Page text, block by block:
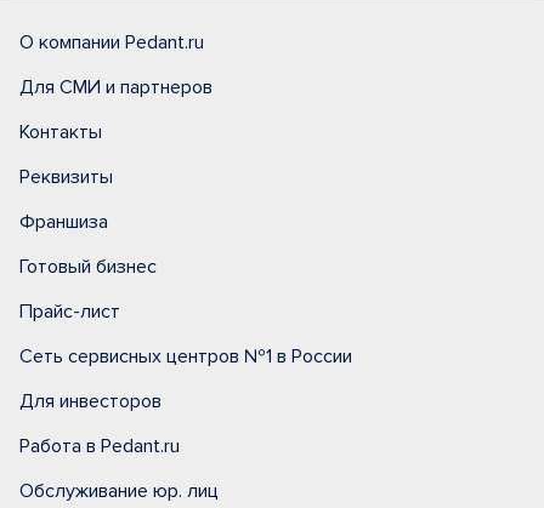
О компании Pedant.ru
Для СМИ и партнеров
Контакты
Реквизиты
Франшиза
Готовый бизнес
Прайс-лист
Сеть сервисных центров №1 в России
Для инвесторов
Работа в Pedant.ru
Обслуживание юр. лиц